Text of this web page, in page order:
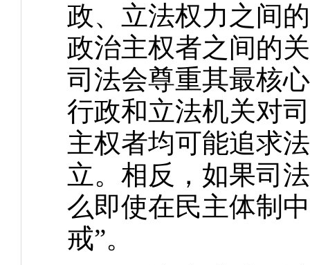
政、立法权力之间
政治主权者之间的
司法会尊重其最核
行政和立法机关对
主权者均可能追求
立。相反，如果司
么即使在民主体制
戒”。